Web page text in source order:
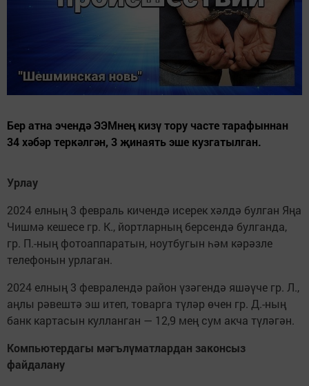
Бер атна эчендә ЭЭМнең кизү тору часте тарафыннан
34 хәбәр теркәлгән, 3 җинаять эше кузгатылган.
Урлау
2024 елның 3 февраль кичендә исерек хәлдә булган Яңа
Чишмә кешесе гр. К., йортларның берсендә булганда,
гр. П.-ның фотоаппаратын, ноутбугын һәм кәрәзле
телефонын урлаган.
2024 елның 3 февралендә район үзәгендә яшәүче гр. Л.,
аңлы рәвештә эш итеп, товарга түләр өчен гр. Д.-ның
банк картасын кулланган — 12,9 мең сум акча түләгән.
Компьютердагы мәгълүматлардан законсыз
файдалану